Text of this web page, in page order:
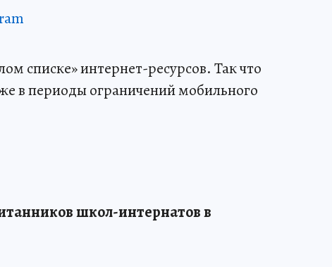
списке» интернет-ресурсов. Так что
в периоды ограничений мобильного
школ-интернатов в